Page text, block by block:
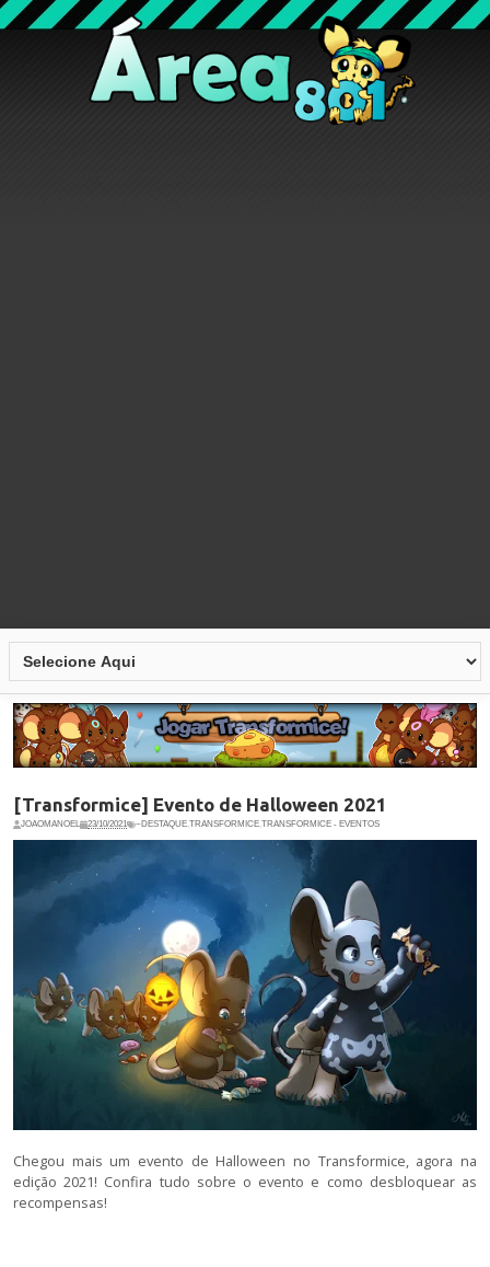
[Transformice] Evento de Halloween 2021
JOAOMANOEL 23/10/2021 ~DESTAQUE,TRANSFORMICE,TRANSFORMICE - EVENTOS
Chegou mais um evento de Halloween no Transformice, agora na
edição 2021! Confira tudo sobre o evento e como desbloquear as
recompensas!